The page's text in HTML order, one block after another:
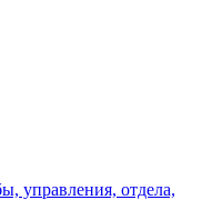
управления, отдела,